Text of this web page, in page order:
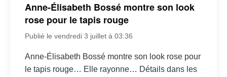
Anne-Élisabeth Bossé montre son look
rose pour le tapis rouge
Publié le vendredi 3 juillet à 03:36
Anne-Élisabeth Bossé montre son look rose pour
le tapis rouge… Elle rayonne… Détails dans les